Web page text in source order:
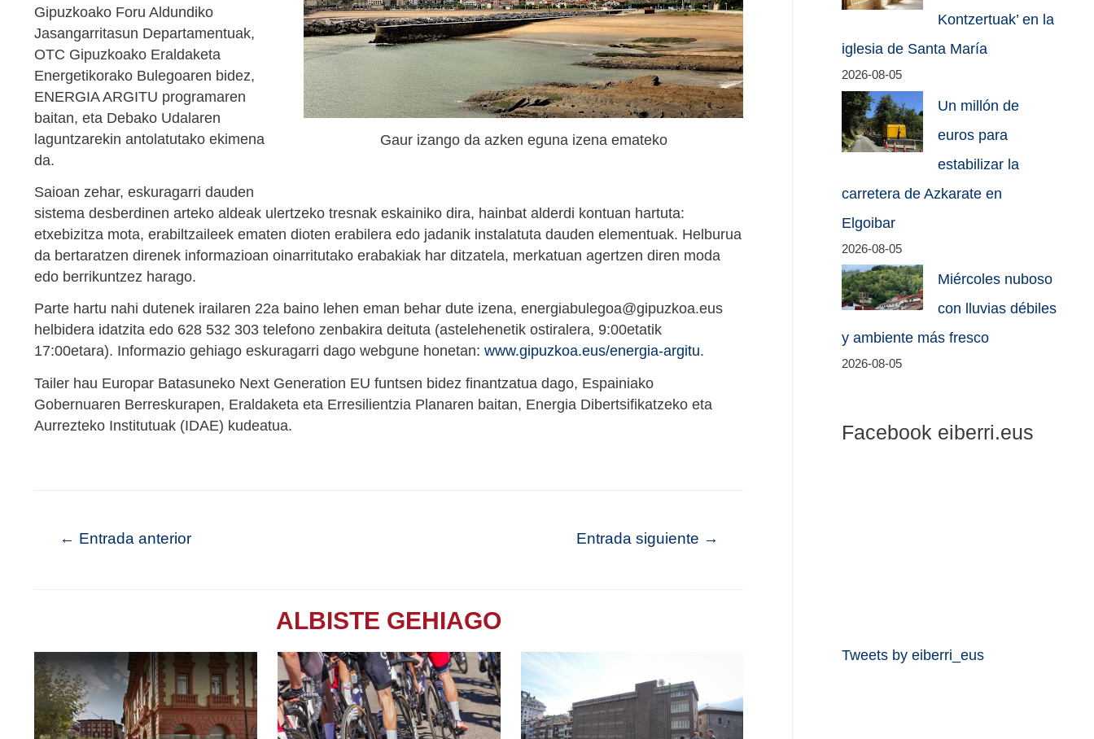
Gaur izango da azken eguna izena emateko
Gipuzkoako Foru Aldundiko
Jasangarritasun Departamentuak,
OTC Gipuzkoako Eraldaketa
Energetikorako Bulegoaren bidez,
ENERGIA ARGITU programaren
baitan, eta Debako Udalaren
laguntzarekin antolatutako ekimena
da.
Saioan zehar, eskuragarri dauden
sistema desberdinen arteko aldeak ulertzeko tresnak eskainiko dira, hainbat alderdi kontuan hartuta:
etxebizitza mota, erabiltzaileek ematen dioten erabilera edo jadanik instalatuta dauden elementuak. Helburua
da bertaratzen direnek informazioan oinarritutako erabakiak har ditzatela, merkatuan agertzen diren moda
edo berrikuntzez harago.
Parte hartu nahi dutenek irailaren 22a baino lehen eman behar dute izena, energiabulegoa@gipuzkoa.eus
helbidera idatzita edo 628 532 303 telefono zenbakira deituta (astelehenetik ostiralera, 9:00etatik
17:00etara). Informazio gehiago eskuragarri dago webgune honetan: www.gipuzkoa.eus/energia-argitu.
Tailer hau Europar Batasuneko Next Generation EU funtsen bidez finantzatua dago, Espainiako
Gobernuaren Berreskurapen, Eraldaketa eta Erresilientzia Planaren baitan, Energia Dibertsifikatzeko eta
Aurrezteko Institutuak (IDAE) kudeatua.
← Entrada anterior Entrada siguiente →
ALBISTE GEHIAGO
Kontzertuak’ en la
iglesia de Santa María
2026-08-05
Un millón de
euros para
estabilizar la
carretera de Azkarate en
Elgoibar
2026-08-05
Miércoles nuboso
con lluvias débiles
y ambiente más fresco
2026-08-05
Facebook eiberri.eus
Tweets by eiberri_eus